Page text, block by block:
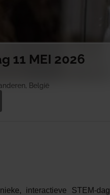
11 MEI 2026
België
interactieve STEM-dag